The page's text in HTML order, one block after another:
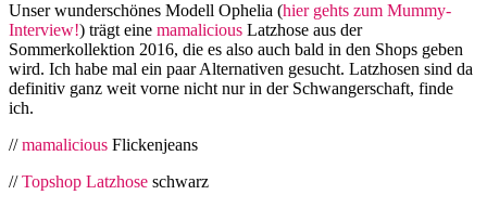
Unser wunderschönes Modell Ophelia (hier gehts zum Mummy-
Interview!) trägt eine mamalicious Latzhose aus der
Sommerkollektion 2016, die es also auch bald in den Shops geben
wird. Ich habe mal ein paar Alternativen gesucht. Latzhosen sind da
definitiv ganz weit vorne nicht nur in der Schwangerschaft, finde
ich.
//mamalicious Flickenjeans
//Topshop Latzhose schwarz